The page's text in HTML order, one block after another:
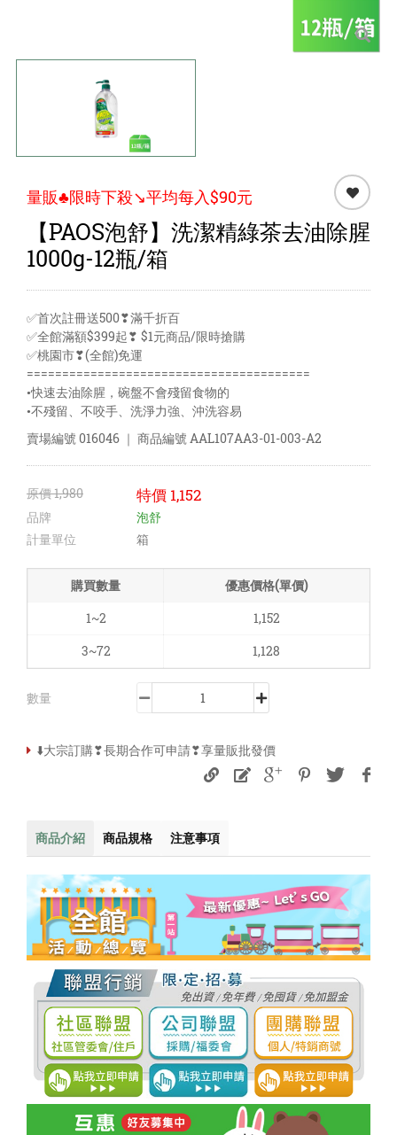
量販♣限時下殺↘️平均每入$90元
【PAOS泡舒】洗潔精綠茶去油除腥
1000g-12瓶/箱
✅首次註冊送500❣滿千折百
✅全館滿額$399起❣ $1元商品/限時搶購
✅桃園市❣(全館)免運
========================================
•快速去油除腥，碗盤不會殘留食物的
•不殘留、不咬手、洗淨力強、沖洗容易
賣場編號016046 ｜ 商品編號AAL107AA3-01-003-A2
原價1,980 特價 1,152
品牌
泡舒
計量單位
箱
購買數量
優惠價格(單價)
1~2
1,152
3~72
1,128
數量
⬇️大宗訂購❣長期合作可申請❣享量販批發價
商品介紹 商品規格 注意事項